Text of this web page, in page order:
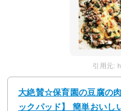
引用元:
大絶賛☆保育園の豆腐の
ックパッド】 簡単おいし